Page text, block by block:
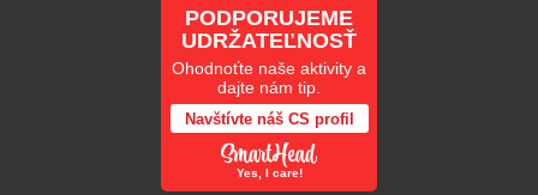
PODPORUJEME
UDRŽATEĽNOSŤ
Ohodnoťte naše aktivity a
dajte nám tip.
Navštívte náš CS profil
Yes, I care!